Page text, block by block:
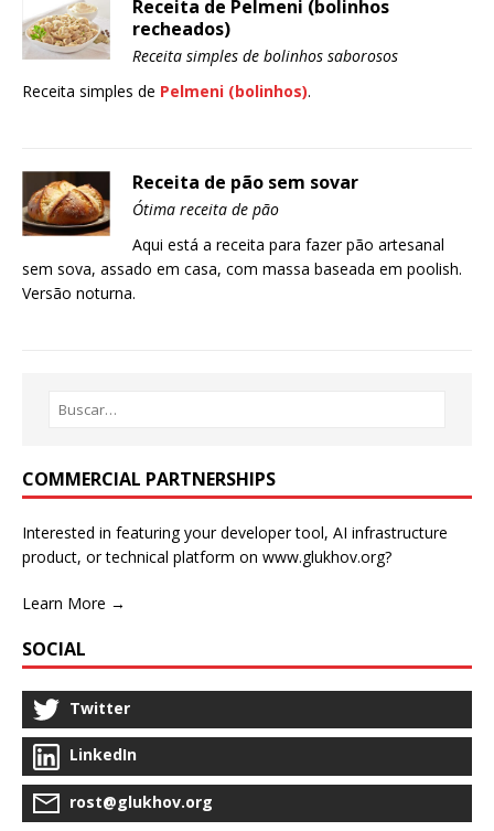
Receita de Pelmeni (bolinhos
recheados)
Receita simples de bolinhos saborosos
Receita simples de Pelmeni (bolinhos).
Receita de pão sem sovar
Ótima receita de pão
Aqui está a receita para fazer pão artesanal
sem sova, assado em casa, com massa baseada em poolish.
Versão noturna.
COMMERCIAL PARTNERSHIPS
Interested in featuring your developer tool, AI infrastructure
product, or technical platform on www.glukhov.org?
Learn More →
SOCIAL
Twitter
LinkedIn
rost@glukhov.org